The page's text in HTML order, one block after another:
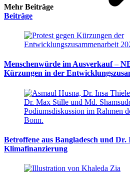
Mehr Beiträge
Beiträge
Menschenwürde im Ausverkauf –
Kürzungen in der
Betroffene aus Bangladesch und
Klimafinanzierung